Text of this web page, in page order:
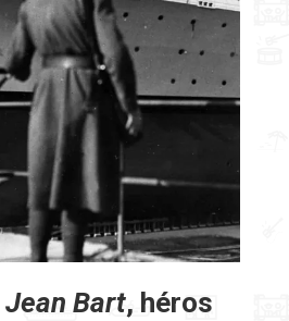
Jean Bart, héros